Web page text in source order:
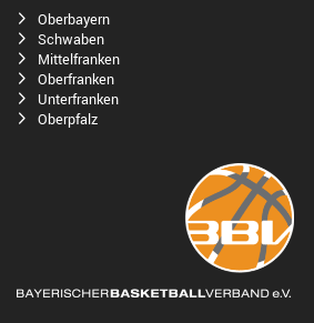
Oberbayern
Schwaben
Mittelfranken
Oberfranken
Unterfranken
Oberpfalz